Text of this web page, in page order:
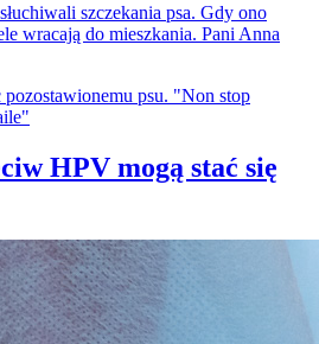
szczekania psa. Gdy ono
wracają do mieszkania. Pani Anna
HPV mogą stać się